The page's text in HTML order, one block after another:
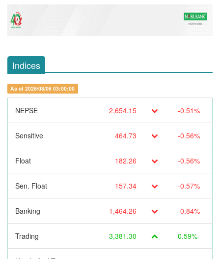
Indices
As of 2026/08/06 03:00:00
NEPSE 2,654.15 -0.51%
Sensitive 464.73 -0.56%
Float 182.26 -0.56%
Sen. Float 157.34 -0.57%
Banking 1,464.26 -0.84%
Trading 3,381.30 0.59%